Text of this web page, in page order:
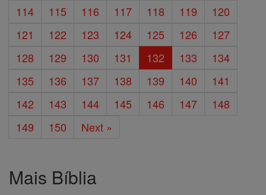
114 115 116 117 118 119
120
121
122 123 124 125 126
127
128
129 130 131 132 133
134
135
136 137 138 139 140
141
142
143 144 145 146 147
148
149
150 Next »
Mais Bíblia